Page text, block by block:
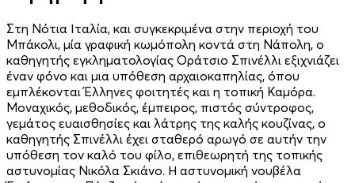
Στη Νότια Ιταλία, και συγκεκριμένα στην περιοχή του
Μπάκολι, μία γραφική κωμόπολη κοντά στη Νάπολη, ο
καθηγητής εγκληματολογίας Οράτσιο Σπινέλλι εξιχνιάζει
έναν φόνο και μια υπόθεση αρχαιοκαπηλίας, όπου
εμπλέκονται Έλληνες φοιτητές και η τοπική Καμόρα.
Μοναχικός, μεθοδικός, έμπειρος, πιστός σύντροφος,
γεμάτος ευαισθησίες και λάτρης της καλής κουζίνας, ο
καθηγητής Σπινέλλι έχει σταθερό αρωγό σε αυτήν την
υπόθεση τον καλό του φίλο, επιθεωρητή της τοπικής
αστυνομίας Νικόλα Σκιάνο. Η αστυνομική νουβέλα